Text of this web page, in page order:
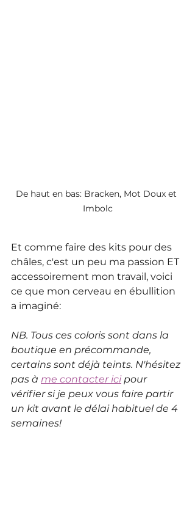
De haut en bas: Bracken, Mot Doux et
Imbolc
Et comme faire des kits pour des
châles, c'est un peu ma passion ET
accessoirement mon travail, voici
ce que mon cerveau en ébullition
a imaginé:
NB. Tous ces coloris sont dans la
boutique en précommande,
certains sont déjà teints. N'hésitez
pas à me contacter ici pour
vérifier si je peux vous faire partir
un kit avant le délai habituel de 4
semaines!